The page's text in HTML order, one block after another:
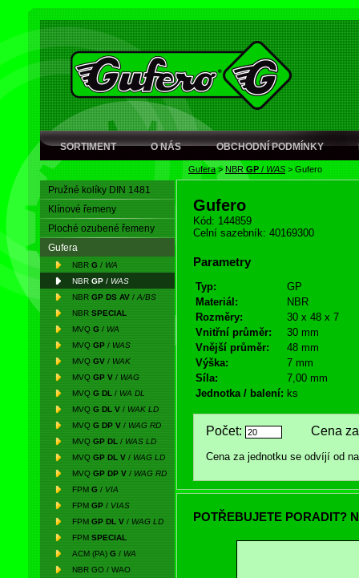
SORTIMENT O NÁS OBCHODNÍ PODMÍNKY
Gufera> NBRGP / WAS > Gufero
Pružné kolíky DIN 1481
Klínové řemeny
Ploché ozubené řemeny
Gufera
NBR G / WA
NBR GP / WAS
NBR GP DS AV / A/BS
NBR SPECIAL
MVQ G / WA
MVQ GP / WAS
MVQ GV / WAK
MVQ GP V / WAG
MVQ G DL / WA DL
MVQ G DL V / WAK LD
MVQ G DP V / WAG RD
MVQ GP DL / WAS LD
MVQ GP DL V / WAG LD
MVQ GP DP V / WAG RD
FPM G / VIA
FPM GP / VIAS
FPM GP DL V / WAG LD
FPM SPECIAL
ACM (PA) G / WA
NBR GO / WAO
Gufero
Kód: 144859
Celní sazebník: 40169300
Parametry
Typ:
GP
Materiál:
NBR
Rozměry:
30 x 48 x 7
Vnitřní průměr:
30 mm
Vnější průměr:
48 mm
Výška:
7 mm
Síla:
7,00 mm
Jednotka / balení: ks
Počet: Cena za
Cena za jednotku se odvíjí od
POTŘEBUJETE PORADIT?